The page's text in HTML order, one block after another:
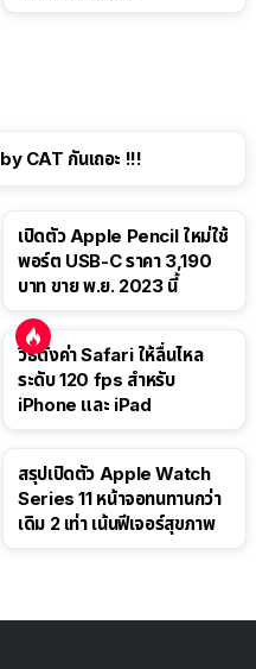
CAT กันเถอะ !!!
เปิดตัว Apple Pencil ใหม่ใช้
พอร์ต USB-C ราคา 3,190
บาท ขาย พ.ย. 2023 นี้
วิธีตั้งค่า Safari ให้ลื่นไหล
ระดับ 120 fps สำหรับ
iPhone และ iPad
สรุปเปิดตัว Apple Watch
Series 11 หน้าจอทนทานกว่า
เดิม 2 เท่า เน้นฟีเจอร์สุขภาพ